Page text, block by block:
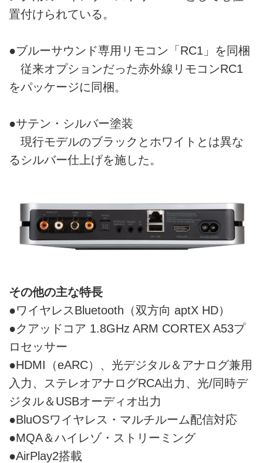
置付けられている。
●ブルーサウンド専用リモコン「RC1」を同梱
従来オプションだった赤外線リモコンRC1
をパッケージに同梱。
●サテン・シルバー塗装
現行モデルのブラックとホワイトとは異な
るシルバー仕上げを施した。
その他の主な特長
●ワイヤレスBluetooth（双方向 aptX HD）
●クアッドコア 1.8GHz ARM CORTEX A53プ
ロセッサー
●HDMI（eARC）、光デジタル＆アナログ兼用
入力、ステレオアナログRCA出力、光/同時デ
ジタル＆USBオーディオ出力
●BluOSワイヤレス・マルチルーム配信対応
●MQA＆ハイレゾ・ストリーミング
●AirPlay2搭載